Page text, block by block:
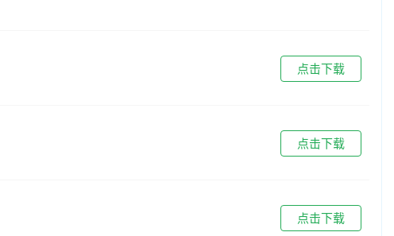
点击下载
点击下载
点击下载